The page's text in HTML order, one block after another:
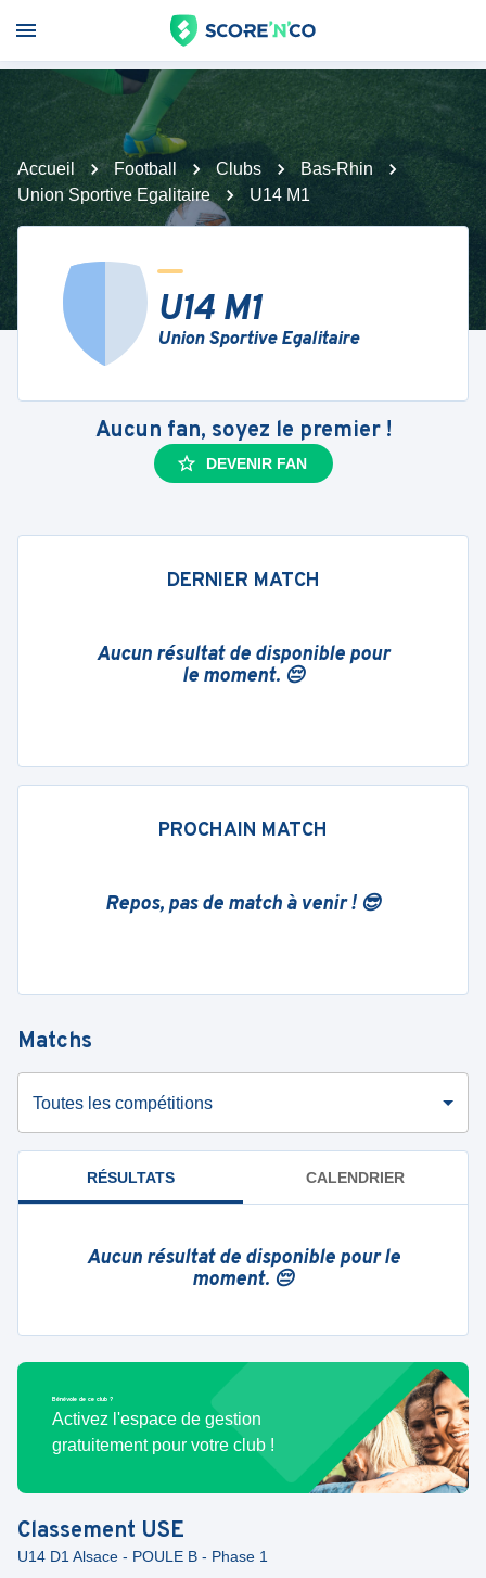
Accueil Football Clubs
Bas-Rhin
Union Sportive Egalitaire
U14 M1
U14 M1
Union Sportive Egalitaire
Aucun fan, soyez le premier !
DEVENIR FAN
DERNIER MATCH
Aucun résultat de disponible pour
le moment. 😔
PROCHAIN MATCH
Repos, pas de match à venir ! 😎
Matchs
Toutes les compétitions
RÉSULTATS CALENDRIER
Aucun résultat de disponible pour le
moment. 😔
Bénévole de ce club ?
Activez l'espace de gestion
gratuitement pour votre club !
Classement USE
U14 D1 Alsace - POULE B - Phase 1